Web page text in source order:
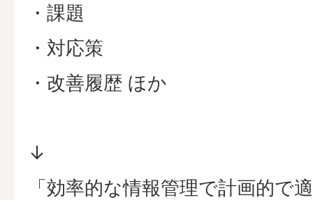
・課題
・対応策
・改善履歴 ほか
↓
「効率的な情報管理で計画的で